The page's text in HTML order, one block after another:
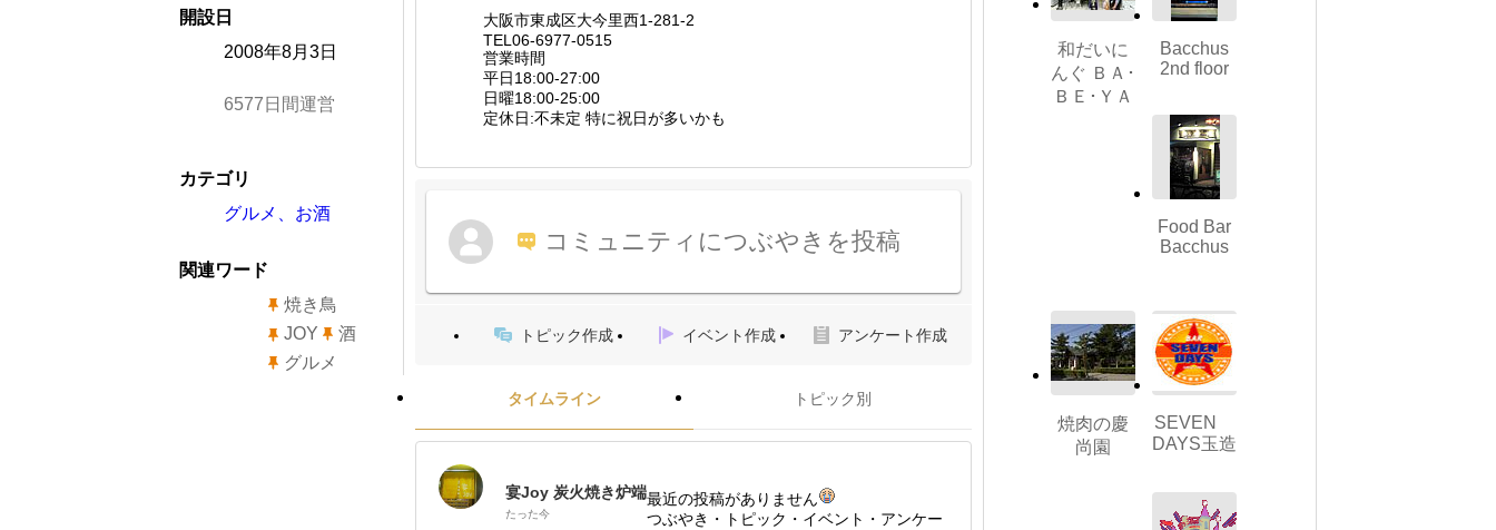
大阪市東成区大今里西1-281-2
TEL06-6977-0515
営業時間
平日18:00-27:00
日曜18:00-25:00
定休日:不未定 特に祝日が多いかも
コミュニティにつぶやきを投稿
トピック作成 イベント作成 アンケート作成
タイムライン トピック別
宴Joy 炭火焼き炉端
たった今
最近の投稿がありません
つぶやき・トピック・イベント・アンケー
開設日
2008年8月3日
6577日間運営
カテゴリ
グルメ、お酒
関連ワード
焼き鳥
JOY
酒
グルメ
和だいに
んぐ ＢＡ･
ＢＥ･ＹＡ
Bacchus
2nd floor
Food Bar
Bacchus
焼肉の慶
尚園
SEVEN
DAYS玉造